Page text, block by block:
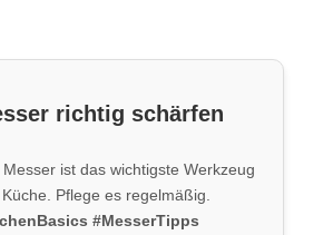
richtig schärfen
Messer ist das wichtigste Werkzeug
Pflege es regelmäßig.
#MesserTipps